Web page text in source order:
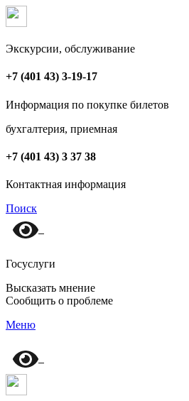
Экскурсии, обслуживание
+7 (401 43) 3-19-17
Информация по покупке билетов
бухгалтерия, приемная
+7 (401 43) 3 37 38
Контактная информация
Поиск
Госуслуги
Высказать мнение
Сообщить о проблеме
Меню